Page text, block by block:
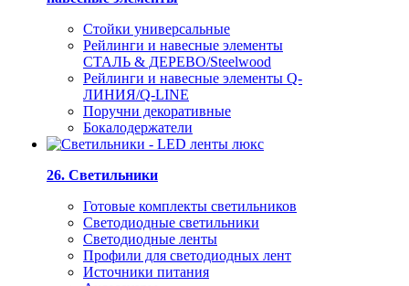
Стойки универсальные
Рейлинги и навесные элементы
СТАЛЬ & ДЕРЕВО/Steelwood
Рейлинги и навесные элементы Q-
ЛИНИЯ/Q-LINE
Поручни декоративные
Бокалодержатели
26. Светильники
Готовые комплекты светильников
Светодиодные светильники
Светодиодные ленты
Профили для светодиодных лент
Источники питания